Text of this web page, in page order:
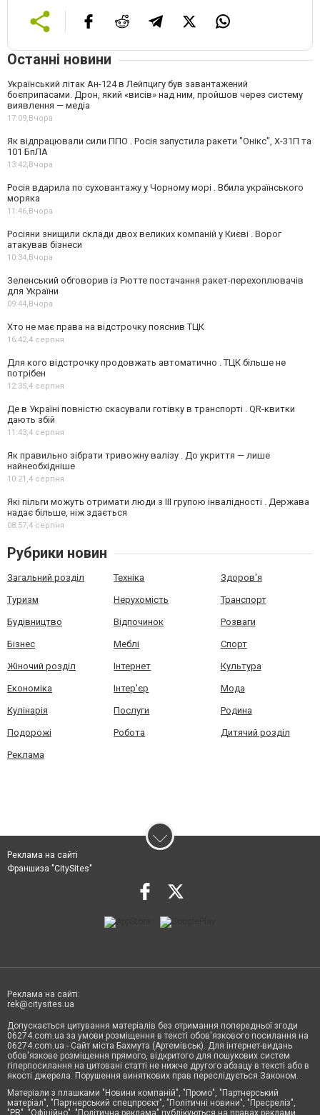
Останні новини
Український літак Ан-124 в Лейпцигу був завантажений
боєприпасами. Дрон, який «висів» над ним, пройшов через систему
виявлення — медіа
17:09,Вчора
Як відпрацювали сили ППО . Росія запустила ракети "Онікс", Х-31П та
101 БпЛА
13:42,Вчора
Росія вдарила по суховантажу у Чорному морі . Вбила українського
моряка
11:46,Вчора
Росіяни знищили склади двох великих компаній у Києві . Ворог
атакував бізнеси
10:34,Вчора
Зеленський обговорив із Рютте постачання ракет-перехоплювачів
для України
09:44,Вчора
Хто не має права на відстрочку пояснив ТЦК
16:42,4 серпня
Для кого відстрочку продовжать автоматично . ТЦК більше не
потрібен
12:35,4 серпня
Де в Україні повністю скасували готівку в транспорті . QR-квитки
дають збій
11:43,4 серпня
Як правильно зібрати тривожну валізу . До укриття — лише
найнеобхідніше
10:21,4 серпня
Які пільги можуть отримати люди з III групою інвалідності . Держава
надає більше, ніж здається
08:57,4 серпня
Рубрики новин
Загальний розділ Техніка Здоров'я
Туризм Нерухомість Транспорт
Будівництво Відпочинок Розваги
Бізнес Меблі Спорт
Жіночий розділ Інтернет Культура
Економіка Інтер'єр Мода
Кулінарія Послуги Родина
Подорожі Робота Дитячий розділ
Реклама
Реклама на сайті
Франшиза "CitySites"
Реклама на сайті:
rek@citysites.ua
Допускається цитування матеріалів без отримання попередньої згоди
06274.com.ua за умови розміщення в тексті обов'язкового посилання на
06274.com.ua - Сайт міста Бахмута (Артемівськ). Для інтернет-видань
обов'язкове розміщення прямого, відкритого для пошукових систем
гіперпосилання на цитовані статті не нижче другого абзацу в тексті або в
якості джерела. Порушення виняткових прав переслідується Законом.
Матеріали з плашками "Новини компаній", "Промо", "Партнерський
матеріал", "Партнерський спецпроєкт", "Політичні новини", "Пресреліз",
"PR", "Офіційно", "Політична реклама" публікуються на правах реклами.